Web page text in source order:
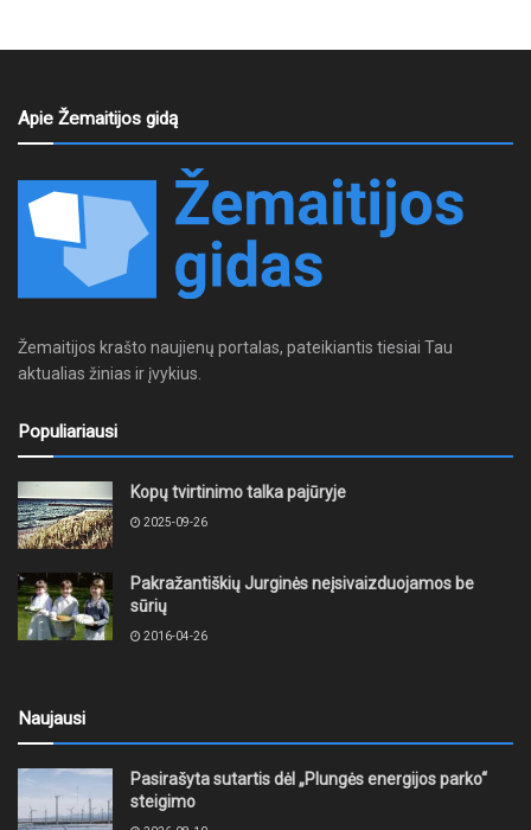
Apie Žemaitijos gidą
Žemaitijos krašto naujienų portalas, pateikiantis tiesiai Tau
aktualias žinias ir įvykius.
Populiariausi
Kopų tvirtinimo talka pajūryje
2025-09-26
Pakražantiškių Jurginės neįsivaizduojamos be
sūrių
2016-04-26
Naujausi
Pasirašyta sutartis dėl „Plungės energijos parko“
steigimo